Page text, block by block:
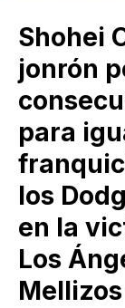
Shohei
jonrón
para
los
en la
Los